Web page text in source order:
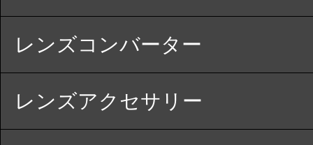
レンズコンバーター
レンズアクセサリー